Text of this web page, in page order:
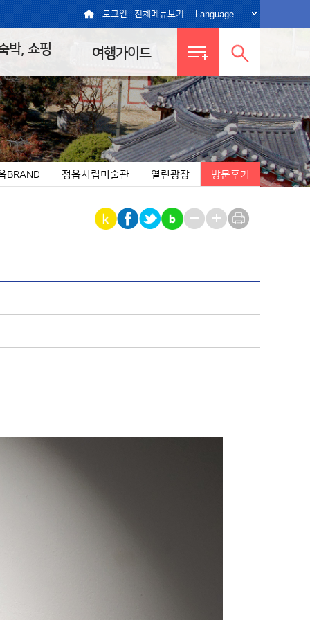
로그인 전체메뉴보기 Language
박, 쇼핑 여행가이드
전체메뉴
보기
통합검색
열기
BRAND 정읍시립미술관 열린광장 방문후기